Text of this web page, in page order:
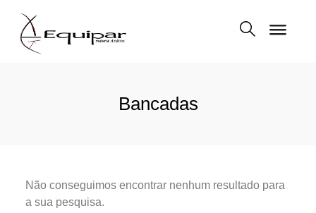
Bancadas
Não conseguimos encontrar nenhum resultado para
a sua pesquisa.